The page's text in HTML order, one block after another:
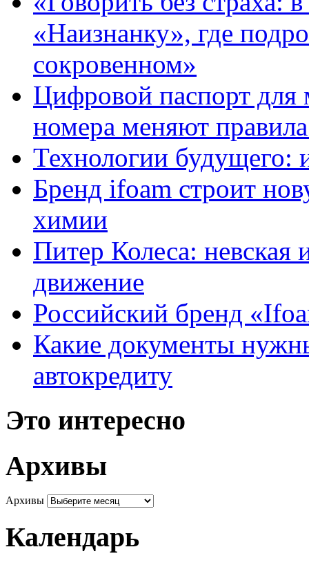
«Наизнанку», где
сокровенном»
Цифровой паспорт для
номера меняют
Технологии будущего:
Бренд ifoam строит
химии
Питер Колеса: невская
движение
Российский бренд
Какие документы
автокредиту
Это интересно
Архивы
Архивы
Календарь